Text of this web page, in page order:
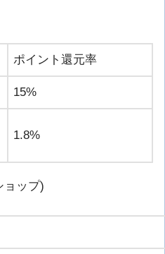
ポイント還元率
15%
1.8%
ョップ)